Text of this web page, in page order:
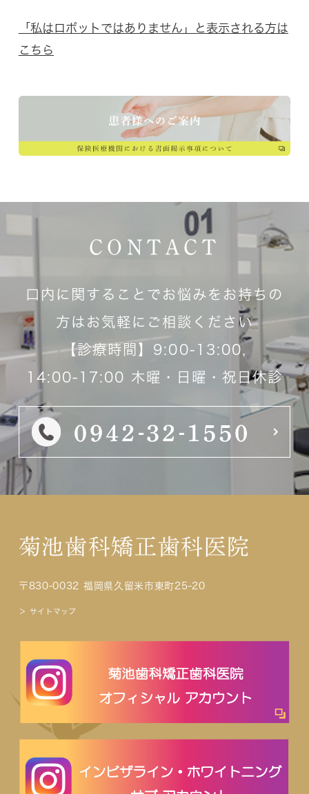
「私はロボットではありません」と表示される方は
こちら
CONTACT
口内に関することでお悩みをお持ちの
方はお気軽にご相談ください
【診療時間】9:00-13:00,
14:00-17:00 木曜・日曜・祝日休診
菊池歯科矯正歯科医院
〒830-0032 福岡県久留米市東町25-20
＞ サイトマップ